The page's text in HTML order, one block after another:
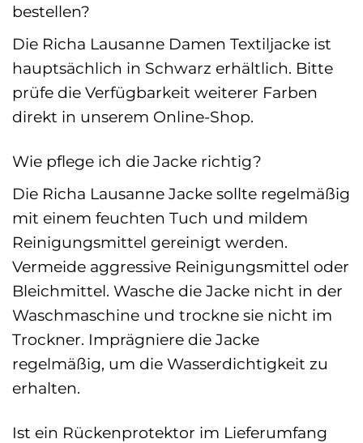
bestellen?
Die Richa Lausanne Damen Textiljacke ist
hauptsächlich in Schwarz erhältlich. Bitte
prüfe die Verfügbarkeit weiterer Farben
direkt in unserem Online-Shop.
Wie pflege ich die Jacke richtig?
Die Richa Lausanne Jacke sollte regelmäßig
mit einem feuchten Tuch und mildem
Reinigungsmittel gereinigt werden.
Vermeide aggressive Reinigungsmittel oder
Bleichmittel. Wasche die Jacke nicht in der
Waschmaschine und trockne sie nicht im
Trockner. Imprägniere die Jacke
regelmäßig, um die Wasserdichtigkeit zu
erhalten.
Ist ein Rückenprotektor im Lieferumfang